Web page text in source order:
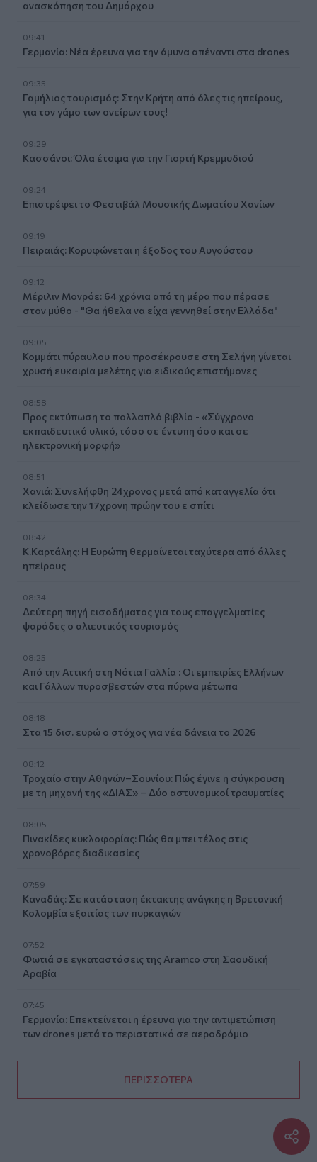
ανασκόπηση του Δημάρχου
09:41
Γερμανία: Νέα έρευνα για την άμυνα απέναντι στα drones
09:35
Γαμήλιος τουρισμός: Στην Κρήτη από όλες τις ηπείρους,
για τον γάμο των ονείρων τους!
09:29
Κασσάνοι: Όλα έτοιμα για την Γιορτή Κρεμμυδιού
09:24
Επιστρέφει το Φεστιβάλ Μουσικής Δωματίου Χανίων
09:19
Πειραιάς: Κορυφώνεται η έξοδος του Αυγούστου
09:12
Μέριλιν Μονρόε: 64 χρόνια από τη μέρα που πέρασε
στον μύθο - "Θα ήθελα να είχα γεννηθεί στην Ελλάδα"
09:05
Κομμάτι πύραυλου που προσέκρουσε στη Σελήνη γίνεται
χρυσή ευκαιρία μελέτης για ειδικούς επιστήμονες
08:58
Προς εκτύπωση το πολλαπλό βιβλίο - «Σύγχρονο
εκπαιδευτικό υλικό, τόσο σε έντυπη όσο και σε
ηλεκτρονική μορφή»
08:51
Χανιά: Συνελήφθη 24χρονος μετά από καταγγελία ότι
κλείδωσε την 17χρονη πρώην του ε σπίτι
08:42
Κ.Καρτάλης: Η Ευρώπη θερμαίνεται ταχύτερα από άλλες
ηπείρους
08:34
Δεύτερη πηγή εισοδήματος για τους επαγγελματίες
ψαράδες ο αλιευτικός τουρισμός
08:25
Από την Αττική στη Νότια Γαλλία : Οι εμπειρίες Ελλήνων
και Γάλλων πυροσβεστών στα πύρινα μέτωπα
08:18
Στα 15 δισ. ευρώ ο στόχος για νέα δάνεια το 2026
08:12
Τροχαίο στην Αθηνών–Σουνίου: Πώς έγινε η σύγκρουση
με τη μηχανή της «ΔΙΑΣ» – Δύο αστυνομικοί τραυματίες
08:05
Πινακίδες κυκλοφορίας: Πώς θα μπει τέλος στις
χρονοβόρες διαδικασίες
07:59
Καναδάς: Σε κατάσταση έκτακτης ανάγκης η Βρετανική
Κολομβία εξαιτίας των πυρκαγιών
07:52
Φωτιά σε εγκαταστάσεις της Aramco στη Σαουδική
Αραβία
07:45
Γερμανία: Επεκτείνεται η έρευνα για την αντιμετώπιση
των drones μετά το περιστατικό σε αεροδρόμιο
ΠΕΡΙΣΣΟΤΕΡΑ